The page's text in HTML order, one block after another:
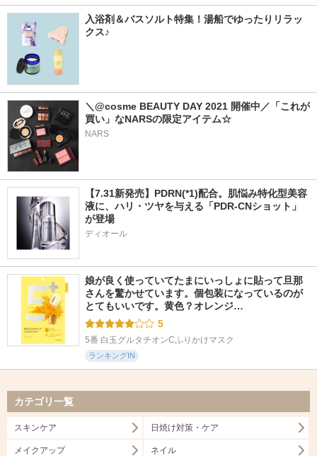
入浴剤＆バスソルト特集！湯船でゆったりリラッ
クス♪
＼@cosme BEAUTY DAY 2021 開催中／「これが
買い」なNARSの限定アイテム☆
NARS
【7.31新発売】PDRN(*1)配合。肌悩み特化型美容
液に、ハリ・ツヤを与える「PDR-CNショット」
が登場
ディオール
娘が良く使っていてたまにいっしょに貼って旦那
さんを驚かせています。個包装になっているのが
とてもいいです。黄色？オレンジ…
5
5番 白玉グルタチオンCふりかけマスク
ランキングIN
カテゴリ一覧
スキンケア 日焼け対策・ケア
メイクアップ ネイル